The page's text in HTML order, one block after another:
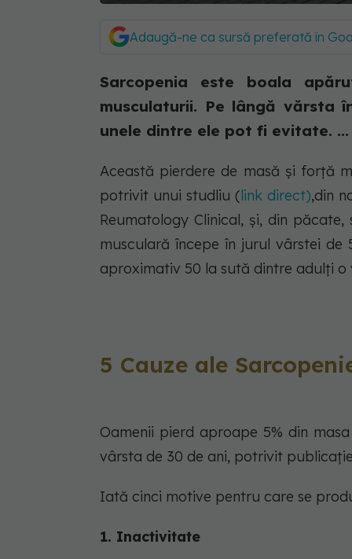
Adaugă-ne ca sursă preferată în
Sarcopenia este boala
musculaturii. Pe lângă vărsta
unele dintre ele pot fi evitate. ...
Această pierdere de masă și forță
potrivit unui studliu (link direct),din
Reumatology Clinical, și, din
musculară începe în jurul vârstei
aproximativ 50 la sută dintre adulți
5 Cauze ale
Oamenii pierd aproape 5% din
vârsta de 30 de ani, potrivit
Iată cinci motive pentru care se
1. Inactivitate